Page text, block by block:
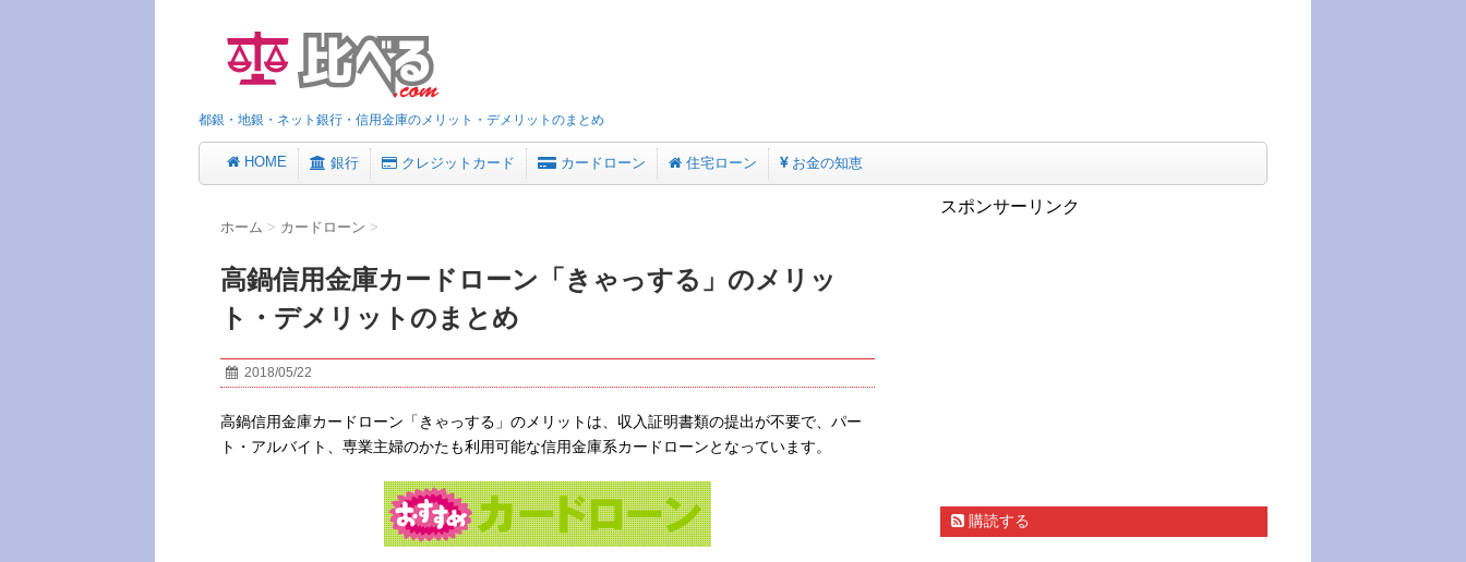
都銀・地銀・ネット銀行・信用金庫のメリット・デメリットのまとめ
HOME 銀行 クレジットカード カードローン 住宅ローン お金の知恵
ホーム > カードローン >
高鍋信用金庫カードローン「きゃっする」のメリッ
ト・デメリットのまとめ
2018/05/22
高鍋信用金庫カードローン「きゃっする」のメリットは、収入証明書類の提出が不要で、パー
ト・アルバイト、専業主婦のかたも利用可能な信用金庫系カードローンとなっています。
スポンサーリンク
購読する